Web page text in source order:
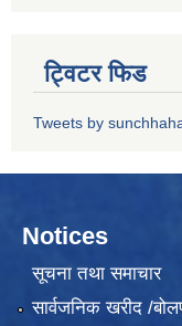
ट्विटर फिड
Tweets by
Notices
सूचना तथा समाचार
सार्वजनिक खरीद /